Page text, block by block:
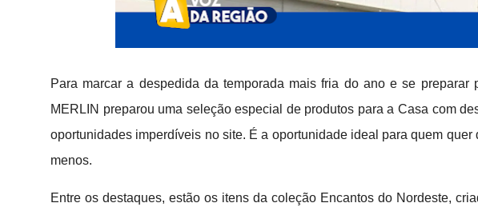
Para marcar a despedida da temporada mais fria do ano e se preparar
MERLIN preparou uma seleção especial de produtos para a Casa com
oportunidades imperdíveis no site. É a oportunidade ideal para quem quer
menos.
Entre os destaques, estão os itens da coleção Encantos do Nordeste,